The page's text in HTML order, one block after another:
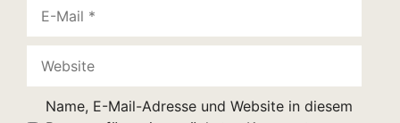
Mail
Name, E-Mail-Adresse und Website in diesem